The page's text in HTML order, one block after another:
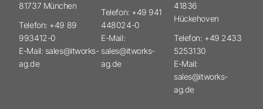
81737 München
Telefon: +49 89
993412-0
E-Mail: sales@itworks-
ag.de
Telefon: +49 941
448024-0
E-Mail:
sales@itworks-
ag.de
41836
Hückehoven
Telefon: +49 2433
5253130
E-Mail:
sales@itworks-
ag.de